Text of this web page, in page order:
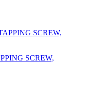
SCREW,